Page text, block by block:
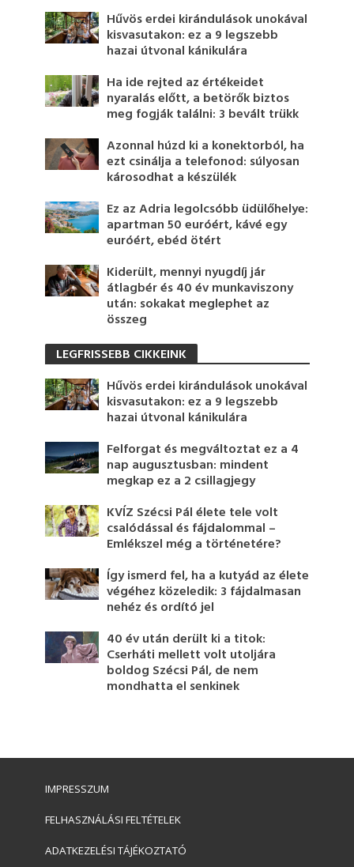
Hűvös erdei kirándulások unokával
kisvasutakon: ez a 9 legszebb
hazai útvonal kánikulára
Ha ide rejted az értékeidet
nyaralás előtt, a betörők biztos
meg fogják találni: 3 bevált trükk
Azonnal húzd ki a konektorból, ha
ezt csinálja a telefonod: súlyosan
károsodhat a készülék
Ez az Adria legolcsóbb üdülőhelye:
apartman 50 euróért, kávé egy
euróért, ebéd ötért
Kiderült, mennyi nyugdíj jár
átlagbér és 40 év munkaviszony
után: sokakat meglephet az
összeg
LEGFRISSEBB CIKKEINK
Hűvös erdei kirándulások unokával
kisvasutakon: ez a 9 legszebb
hazai útvonal kánikulára
Felforgat és megváltoztat ez a 4
nap augusztusban: mindent
megkap ez a 2 csillagjegy
KVÍZ Szécsi Pál élete tele volt
csalódással és fájdalommal –
Emlékszel még a történetére?
Így ismerd fel, ha a kutyád az élete
végéhez közeledik: 3 fájdalmasan
nehéz és ordító jel
40 év után derült ki a titok:
Cserháti mellett volt utoljára
boldog Szécsi Pál, de nem
mondhatta el senkinek
IMPRESSZUM
FELHASZNÁLÁSI FELTÉTELEK
ADATKEZELÉSI TÁJÉKOZTATÓ